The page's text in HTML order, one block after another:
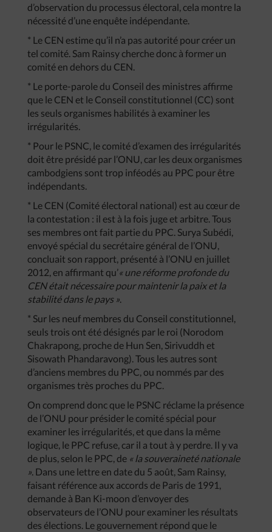
d’observation du processus électoral, cela montre la
nécessité d’une enquête indépendante.
* Le CEN estime qu’il n’a pas autorité pour créer un
tel comité. Sam Rainsy cherche donc à former un
comité en dehors du CEN.
* Le porte-parole du Conseil des ministres affirme
que le CEN et le Conseil constitutionnel (CC) sont
les seuls organismes habilités à examiner les
irrégularités.
* Pour le PSNC, le comité d’examen des irrégularités
doit être présidé par l’ONU, car les deux organismes
cambodgiens sont trop inféodés au PPC pour être
indépendants.
* Le CEN (Comité électoral national) est au cœur de
la contestation : il est à la fois juge et arbitre. Tous
ses membres ont fait partie du PPC. Surya Subédi,
envoyé spécial du secrétaire général de l’ONU,
concluait son rapport, présenté à l’ONU en juillet
2012, en affirmant qu’« une réforme profonde du
CEN était nécessaire pour maintenir la paix et la
stabilité dans le pays ».
* Sur les neuf membres du Conseil constitutionnel,
seuls trois ont été désignés par le roi (Norodom
Chakrapong, proche de Hun Sen, Sirivuddh et
Sisowath Phandaravong). Tous les autres sont
d’anciens membres du PPC, ou nommés par des
organismes très proches du PPC.
On comprend donc que le PSNC réclame la présence
de l’ONU pour présider le comité spécial pour
examiner les irrégularités, et que dans la même
logique, le PPC refuse, car il a tout à y perdre. Il y va
de plus, selon le PPC, de « la souveraineté nationale
». Dans une lettre en date du 5 août, Sam Rainsy,
faisant référence aux accords de Paris de 1991,
demande à Ban Ki-moon d’envoyer des
observateurs de l’ONU pour examiner les résultats
des élections. Le gouvernement répond que le